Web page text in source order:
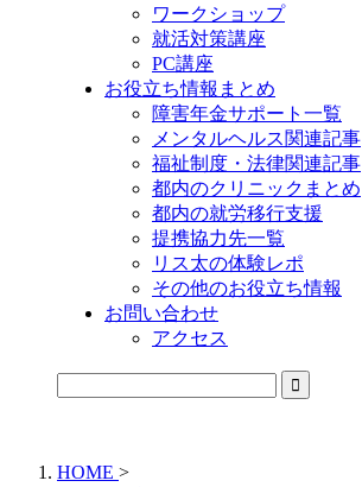
ワークショップ
就活対策講座
PC講座
お役立ち情報まとめ
障害年金サポート一覧
メンタルヘルス関連記事
福祉制度・法律関連記事
都内のクリニックまとめ
都内の就労移行支援
提携協力先一覧
リス太の体験レポ
その他のお役立ち情報
お問い合わせ
アクセス
HOME >